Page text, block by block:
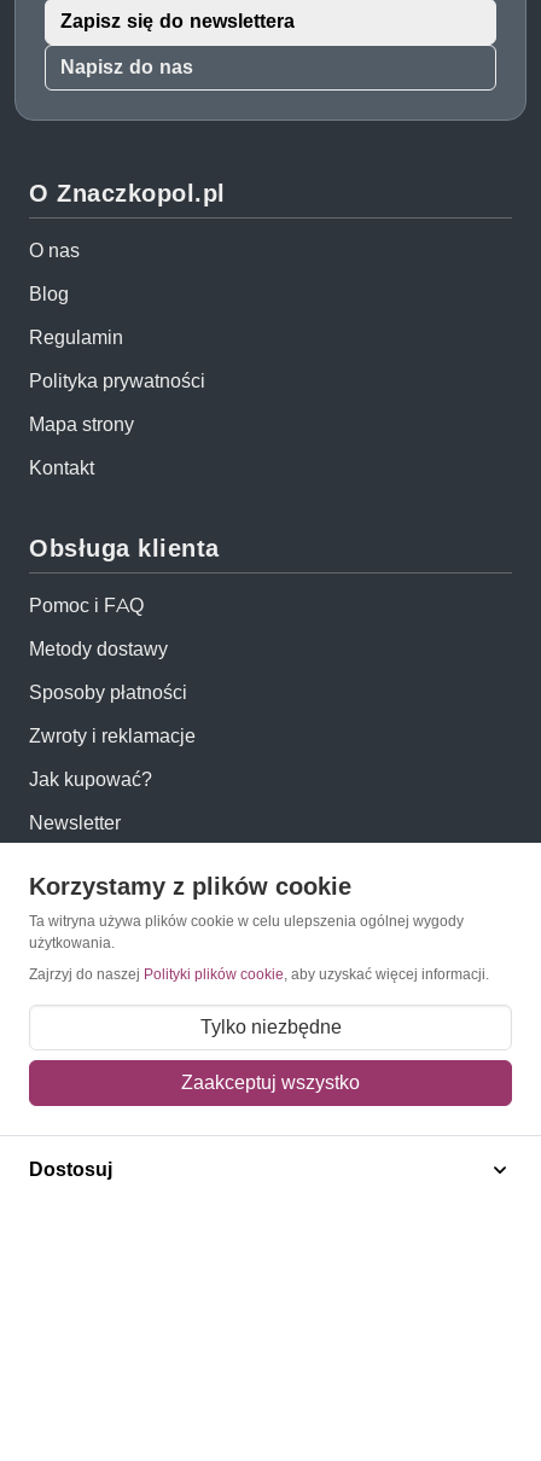
Napisz do nas
Zapisz się do newslettera
O Znaczkopol.pl
O nas
Blog
Regulamin
Polityka prywatności
Mapa strony
Kontakt
Obsługa klienta
Pomoc i FAQ
Metody dostawy
Sposoby płatności
Zwroty i reklamacje
Jak kupować?
Newsletter
Konto
Moje zamówienia
Mój koszyk
Polecamy
Korzystamy z plików cookie
Ta witryna używa plików cookie w celu ulepszenia ogólnej wygody
użytkowania.
Zajrzyj do naszej Polityki plików cookie, aby uzyskać więcej informacji.
Tylko niezbędne
Zaakceptuj wszystko
Dostosuj